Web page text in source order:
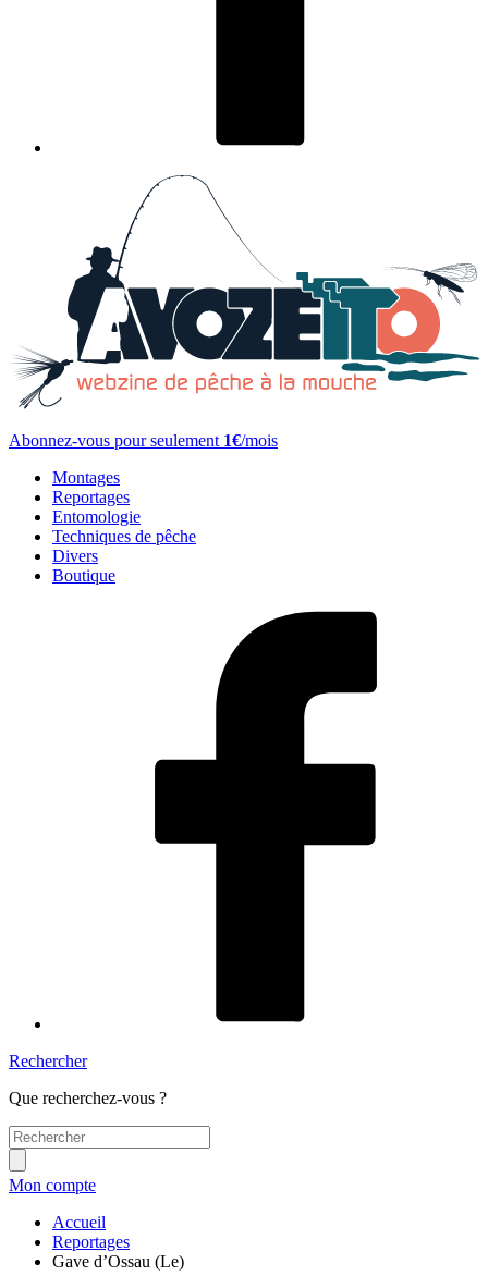
Abonnez-vous pour seulement 1€/mois
Montages
Reportages
Entomologie
Techniques de pêche
Divers
Boutique
Rechercher
Que recherchez-vous ?
Mon compte
Accueil
Reportages
Gave d’Ossau (Le)